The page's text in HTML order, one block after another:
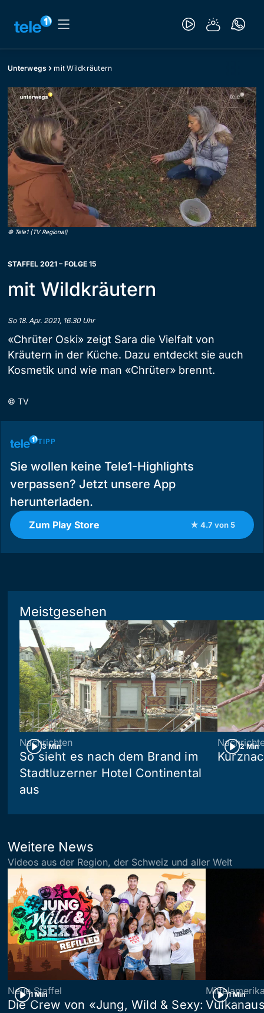
Unterwegs mit Wildkräutern
© Tele1 (TV Regional)
STAFFEL 2021 – FOLGE 15
mit Wildkräutern
So 18. Apr. 2021, 16.30 Uhr
«Chrüter Oski» zeigt Sara die Vielfalt von
Kräutern in der Küche. Dazu entdeckt sie auch
Kosmetik und wie man «Chrüter» brennt.
© TV
TIPP
Sie wollen keine Tele1-Highlights
verpassen? Jetzt unsere App
herunterladen.
Zum Play Store ★ 4.7 von 5
Meistgesehen
3 Min
Nachrichten
So sieht es nach dem Brand im
Stadtluzerner Hotel Continental
aus
2 Min
Weitere News
Videos aus der Region, der Schweiz und aller Welt
1 Min
Neue Staffel
Die Crew von «Jung, Wild & Sexy:
1 Min